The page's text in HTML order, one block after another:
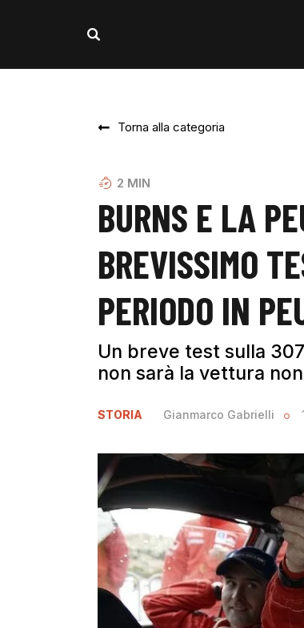
Torna alla categoria
2 MIN
BURNS E LA
BREVISSIMO
PERIODO IN
Un breve test sulla
non sarà la vettura
STORIA Gianmarco Gabrielli